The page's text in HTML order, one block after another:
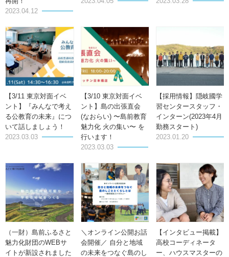
2023.04.12
【3/11 東京対面イベ
ント】『みんなで考え
る公教育の未来』につ
いて話しましょう！
2023.03.03
【3/10 東京対面イベ
ント】島の出張直会
(なおらい) 〜島前教育
魅力化 火の集い〜 を
行います！
2023.03.03
【採用情報】隠岐國学
習センタースタッフ・
インターン(2023年4月
勤務スタート)
2023.01.20
（一財）島前ふるさと
魅力化財団のWEBサ
イトが新設されました
＼オンライン公開お話
会開催／ 自分と地域
の未来をつなぐ島のし
【インタビュー掲載】
高校コーディネータ
ー、ハウスマスターの